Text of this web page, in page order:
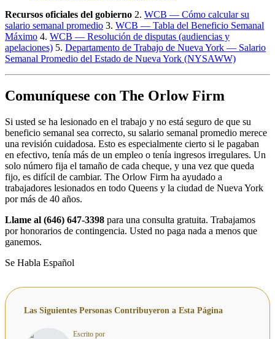
Recursos oficiales del gobierno 2. WCB — Cómo calcular su
salario semanal promedio 3. WCB — Tabla del Beneficio Semanal
Máximo 4. WCB — Resolución de disputas (audiencias y
apelaciones) 5. Departamento de Trabajo de Nueva York — Salario
Semanal Promedio del Estado de Nueva York (NYSAWW)
Comuníquese con The Orlow Firm
Si usted se ha lesionado en el trabajo y no está seguro de que su
beneficio semanal sea correcto, su salario semanal promedio merece
una revisión cuidadosa. Esto es especialmente cierto si le pagaban
en efectivo, tenía más de un empleo o tenía ingresos irregulares. Un
solo número fija el tamaño de cada cheque, y una vez que queda
fijo, es difícil de cambiar. The Orlow Firm ha ayudado a
trabajadores lesionados en todo Queens y la ciudad de Nueva York
por más de 40 años.
Llame al (646) 647-3398 para una consulta gratuita. Trabajamos
por honorarios de contingencia. Usted no paga nada a menos que
ganemos.
Se Habla Español
Las Siguientes Personas Contribuyeron a Esta Página
Escrito por